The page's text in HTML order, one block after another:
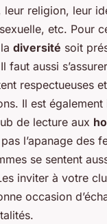
leur religion, leur
etc. Pour
diversité soit
faut aussi
respectueuses
Il est
de lecture aux
l’apanage des
se sentent
inviter à votre
occasion